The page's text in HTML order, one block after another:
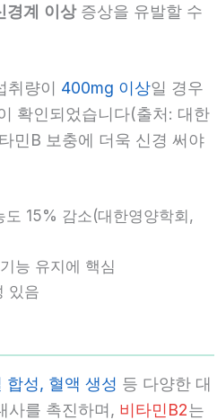
경계 이상증상을 유발할 수
취량이 400mg 이상일 경우
확인되었습니다(출처: 대한
민B 보충에 더욱 신경 써야
15% 감소(대한영양학회,
능 유지에 핵심
있음
합성, 혈액 생성 등 다양한 대
사를 촉진하며, 비타민B2는